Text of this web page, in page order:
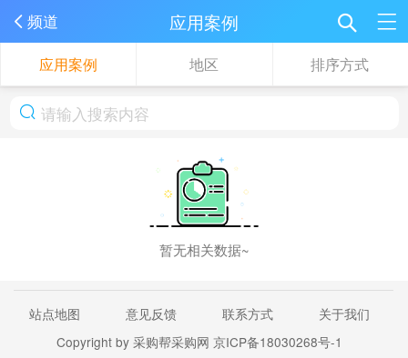
频道 应用案例
应用案例 地区 排序方式
暂无相关数据~
站点地图 意见反馈 联系方式
关于我们
Copyright by 采购帮采购网 京ICP备18030268号-1